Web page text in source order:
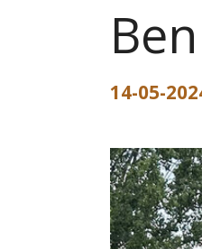
14-05-
HOME
NIEUWS
TEAM